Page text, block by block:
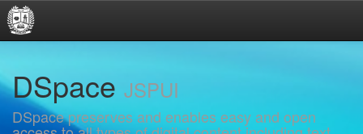
navigation
DSpace JSPUI
DSpace preserves and enables easy and open